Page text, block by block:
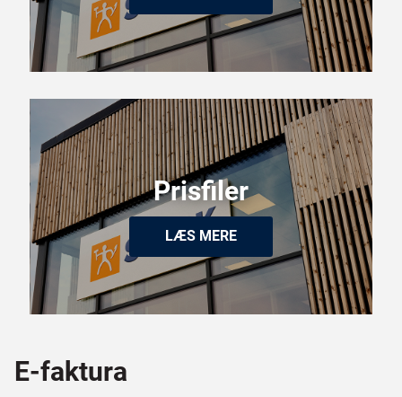
Prisfiler
LÆS MERE
E-faktura